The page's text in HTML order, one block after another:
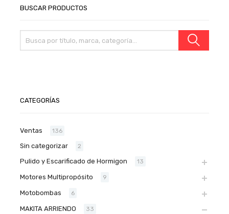
BUSCAR PRODUCTOS
CATEGORÍAS
Ventas 136
Sin categorizar 2
Pulido y Escarificado de Hormigon 13
Motores Multipropósito 9
Motobombas 6
MAKITA ARRIENDO 33